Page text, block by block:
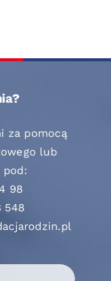
za pomocą
lub
pod:
98
548